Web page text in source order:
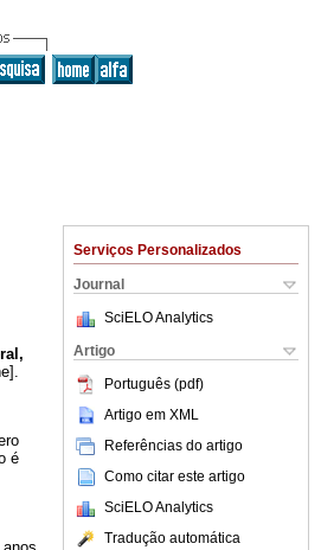
Serviços Personalizados
Journal
SciELO Analytics
Artigo
Português (pdf)
Artigo em XML
Referências do artigo
Como citar este artigo
SciELO Analytics
Tradução automática
é